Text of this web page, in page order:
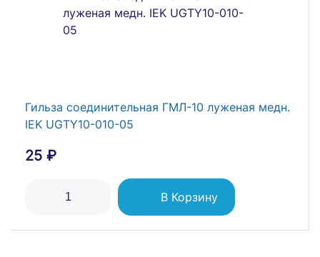
40834 100 шт
Гильза соединительная ГМЛ-10 луженая медн.
IEK UGTY10-010-05
25 ₽
В Корзину